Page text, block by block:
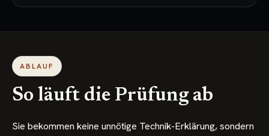
ABLAUF
So läuft die Prüfung ab
Sie bekommen keine unnötige Technik-Erklärung, sondern